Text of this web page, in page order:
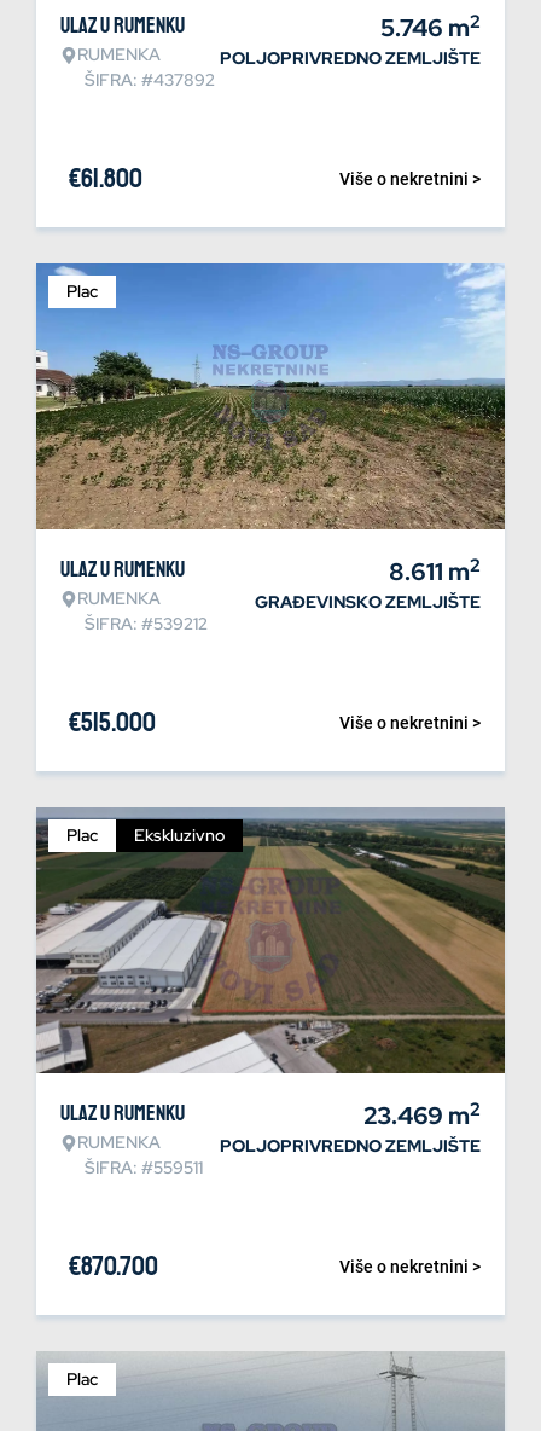
Ulaz u Rumenku
RUMENKA
ŠIFRA: #437892
5.746 m2
POLJOPRIVREDNO ZEMLJIŠTE
Više o nekretnini >
€61.800
Plac
Ulaz u Rumenku
RUMENKA
ŠIFRA: #539212
8.611 m2
GRAĐEVINSKO ZEMLJIŠTE
Više o nekretnini >
€515.000
Plac Ekskluzivno
Ulaz u Rumenku
RUMENKA
ŠIFRA: #559511
23.469 m2
POLJOPRIVREDNO ZEMLJIŠTE
Više o nekretnini >
€870.700
Plac